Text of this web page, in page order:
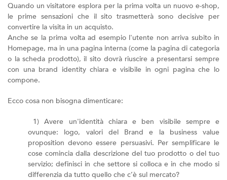
Quando un visitatore esplora per la prima volta un nuovo e-shop,
le prime sensazioni che il sito trasmetterà sono decisive per
convertire la visita in un acquisto.
Anche se la prima volta ad esempio l'utente non arriva subito in
Homepage, ma in una pagina interna (come la pagina di categoria
o la scheda prodotto), il sito dovrà riuscire a presentarsi sempre
con una brand identity chiara e visibile in ogni pagina che lo
compone.
Ecco cosa non bisogna dimenticare:
1) Avere un'identità chiara e ben visibile sempre e
ovunque: logo, valori del Brand e la business value
proposition devono essere persuasivi. Per semplificare le
cose comincia dalla descrizione del tuo prodotto o del tuo
servizio; definisci in che settore si colloca e in che modo si
differenzia da tutto quello che c’è sul mercato?